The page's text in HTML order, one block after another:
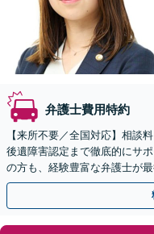
弁護士費用特約
【来所不要／全国対応】相談
後遺障害認定まで徹底的にサ
の方も、経験豊富な弁護士が
13拠点】お気軽にご相談くだ